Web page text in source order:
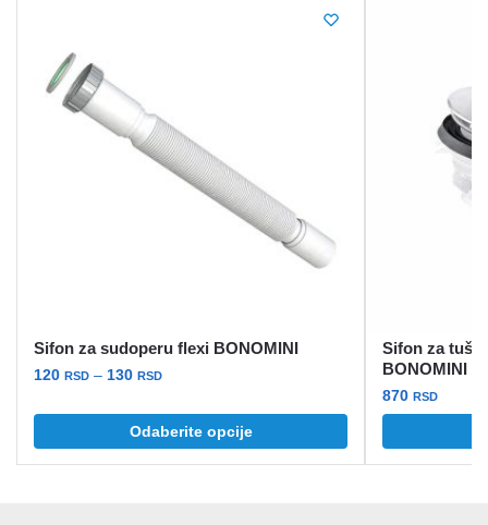
Sifon za sudoperu flexi BONOMINI
120 RSD – 130 RSDRaspon
120 rsd
do
Odaberite opcije
Ovaj
ima
Sifon za tuš
BONOMINI
870 RSD